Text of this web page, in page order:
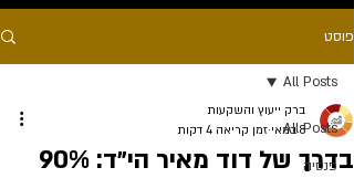
פוסט
All Posts
פנסיה
All Posts
בדרך של דוד מאיר הי״ד: 90%
ברק ייעוץ והשקעות
8 במאי
זמן קריאה 4 דקות